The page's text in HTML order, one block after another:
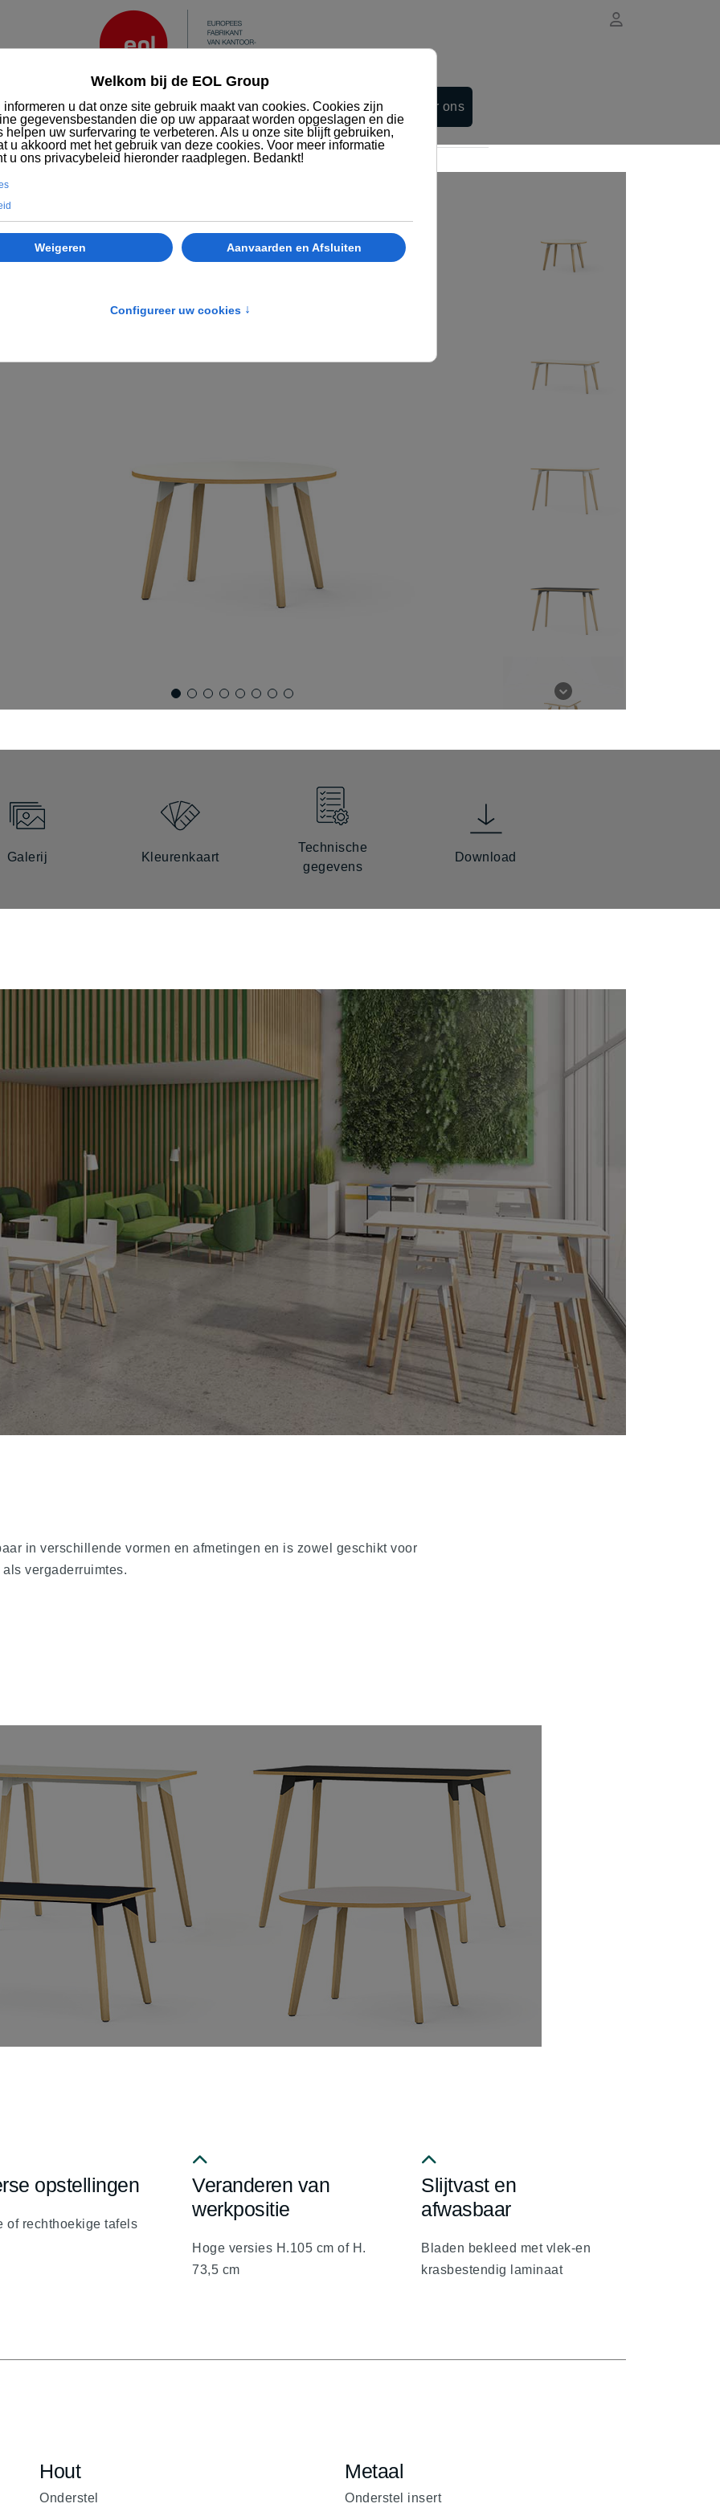
Diensten MVO Wie we zijn Contacteer ons
EOL Kantoormeubilair Vergaderen Evasion tafel
Galerij Kleurenkaart
Technische
gegevens
Download
in verschillende vormen en afmetingen en is zowel geschikt voor
vergaderruimtes.
opstellingen
of rechthoekige tafels
fa
fa-
up
Veranderen van
werkpositie
Hoge versies H.105 cm of H.
73,5 cm
fa
fa-
up
Slijtvast en
afwasbaar
Bladen bekleed met vlek-en
krasbestendig laminaat
Hout
Onderstel
Metaal
Onderstel insert